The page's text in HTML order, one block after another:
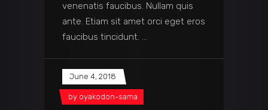
venenatis faucibus. Nullam quis
ante. Etiam sit amet orci eget eros
faucibus tincidunt.
June 4, 2018
by oyakodon-sama